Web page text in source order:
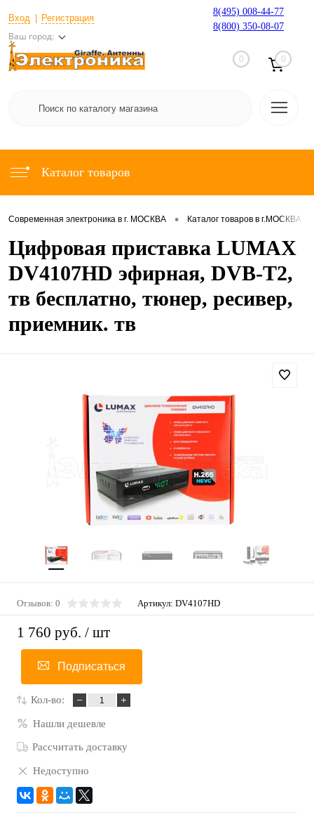
Вход Регистрация
Ваш город:
8(495) 008-44-77
8(800) 350-08-07
0 0
Каталог товаров
Современная электроника в г. МОСКВА • Каталог товаров в г.МОСКВА
Цифровая приставка LUMAX
DV4107HD эфирная, DVB-T2,
тв бесплатно, тюнер, ресивер,
приемник. тв
Отзывов: 0 Артикул: DV4107HD
1 760 руб. / шт
Подписаться
Кол-во:
Нашли дешевле
Рассчитать доставку
Недоступно